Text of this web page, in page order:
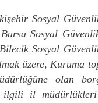
Sosyal
Sosyal
Sosyal
üzere, Kuruma
olan
ilgili il